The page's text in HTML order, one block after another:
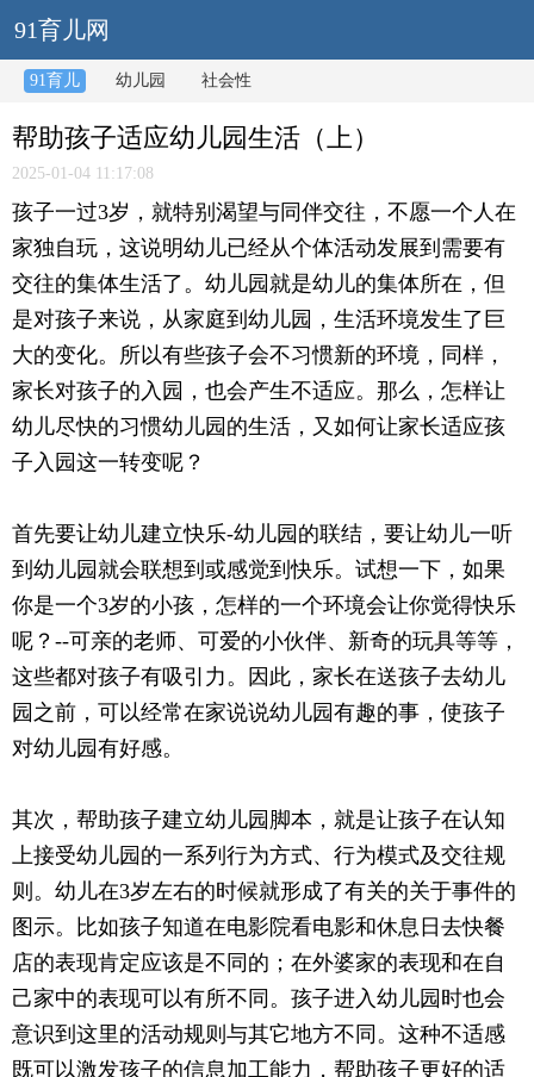
91育儿网
91育儿 幼儿园 社会性
帮助孩子适应幼儿园生活（上）
2025-01-04 11:17:08
孩子一过3岁，就特别渴望与同伴交往，不愿一个人在
家独自玩，这说明幼儿已经从个体活动发展到需要有
交往的集体生活了。幼儿园就是幼儿的集体所在，但
是对孩子来说，从家庭到幼儿园，生活环境发生了巨
大的变化。所以有些孩子会不习惯新的环境，同样，
家长对孩子的入园，也会产生不适应。那么，怎样让
幼儿尽快的习惯幼儿园的生活，又如何让家长适应孩
子入园这一转变呢？
首先要让幼儿建立快乐-幼儿园的联结，要让幼儿一听
到幼儿园就会联想到或感觉到快乐。试想一下，如果
你是一个3岁的小孩，怎样的一个环境会让你觉得快乐
呢？--可亲的老师、可爱的小伙伴、新奇的玩具等等，
这些都对孩子有吸引力。因此，家长在送孩子去幼儿
园之前，可以经常在家说说幼儿园有趣的事，使孩子
对幼儿园有好感。
其次，帮助孩子建立幼儿园脚本，就是让孩子在认知
上接受幼儿园的一系列行为方式、行为模式及交往规
则。幼儿在3岁左右的时候就形成了有关的关于事件的
图示。比如孩子知道在电影院看电影和休息日去快餐
店的表现肯定应该是不同的；在外婆家的表现和在自
己家中的表现可以有所不同。孩子进入幼儿园时也会
意识到这里的活动规则与其它地方不同。这种不适感
既可以激发孩子的信息加工能力，帮助孩子更好的适